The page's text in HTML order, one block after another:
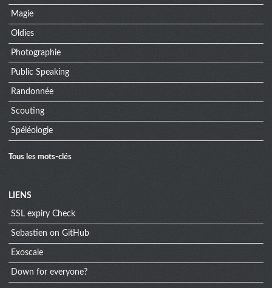
Magie
Oldies
Photographie
Public Speaking
Randonnée
Scouting
Spéléologie
Tous les mots-clés
Menu
extra
LIENS
SSL expiry Check
Sebastien on GitHub
Exoscale
Down for everyone?